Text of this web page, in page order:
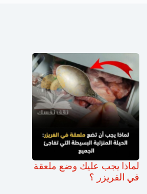
لماذا يجب عليك وضع ملعقة
في الفريزر ؟